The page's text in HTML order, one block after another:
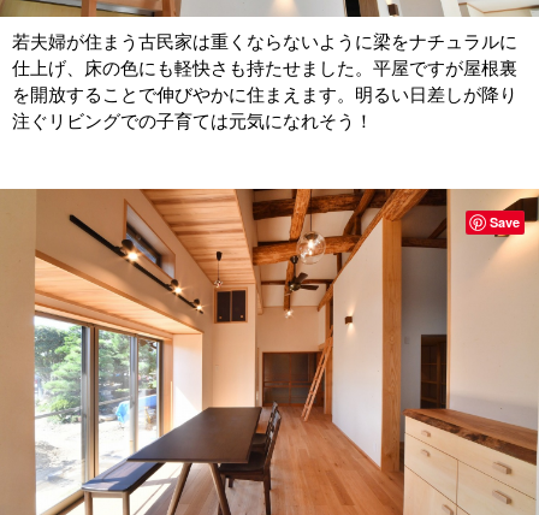
若夫婦が住まう古民家は重くならないように梁をナチュラルに
仕上げ、床の色にも軽快さも持たせました。平屋ですが屋根裏
を開放することで伸びやかに住まえます。明るい日差しが降り
注ぐリビングでの子育ては元気になれそう！
Save